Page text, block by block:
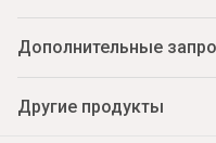
Дополнительные
Другие продукты